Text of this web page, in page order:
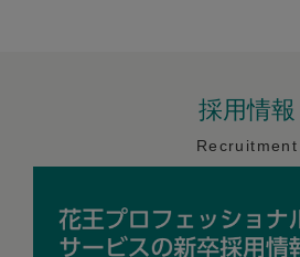
採用情報
Recruitment